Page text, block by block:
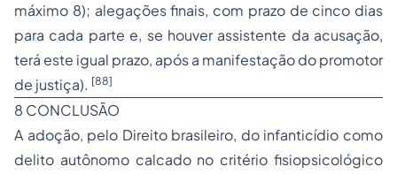
máximo 8); alegações finais, com prazo de cinco dias
para cada parte e, se houver assistente da acusação,
terá este igual prazo, após a manifestação do promotor
de justiça). [88]
8 CONCLUSÃO
A adoção, pelo Direito brasileiro, do infanticídio como
delito autônomo calcado no critério fisiopsicológico